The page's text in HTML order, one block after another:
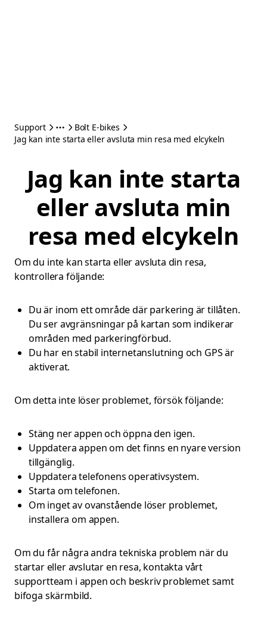
Support
Bolt E-bikes
Jag kan inte starta eller avsluta min resa med elcykeln
Jag kan inte starta
eller avsluta min
resa med elcykeln
Om du inte kan starta eller avsluta din resa,
kontrollera följande:
Du är inom ett område där parkering är tillåten.
Du ser avgränsningar på kartan som indikerar
områden med parkeringförbud.
Du har en stabil internetanslutning och GPS är
aktiverat.
Om detta inte löser problemet, försök följande:
Stäng ner appen och öppna den igen.
Uppdatera appen om det finns en nyare version
tillgänglig.
Uppdatera telefonens operativsystem.
Starta om telefonen.
Om inget av ovanstående löser problemet,
installera om appen.
Om du får några andra tekniska problem när du
startar eller avslutar en resa, kontakta vårt
supportteam i appen och beskriv problemet samt
bifoga skärmbild.